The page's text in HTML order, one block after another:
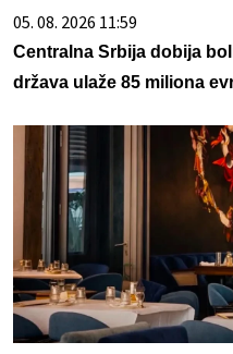
05. 08. 2026 11:59
Centralna Srbija dobija
država ulaže 85 miliona